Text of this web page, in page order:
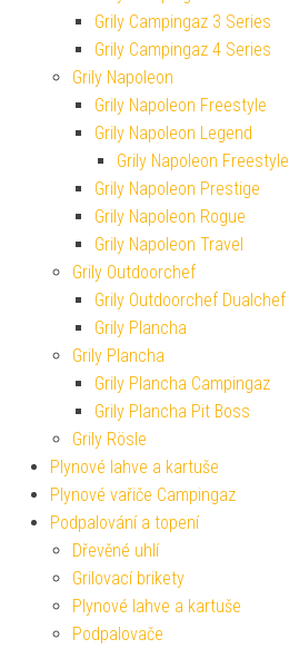
Grily Campingaz 3 Series
Grily Campingaz 4 Series
Grily Napoleon
Grily Napoleon Freestyle
Grily Napoleon Legend
Grily Napoleon Freestyle
Grily Napoleon Prestige
Grily Napoleon Rogue
Grily Napoleon Travel
Grily Outdoorchef
Grily Outdoorchef Dualchef
Grily Plancha
Grily Plancha
Grily Plancha Campingaz
Grily Plancha Pit Boss
Grily Rösle
Plynové lahve a kartuše
Plynové vařiče Campingaz
Podpalování a topení
Dřevěné uhlí
Grilovací brikety
Plynové lahve a kartuše
Podpalovače